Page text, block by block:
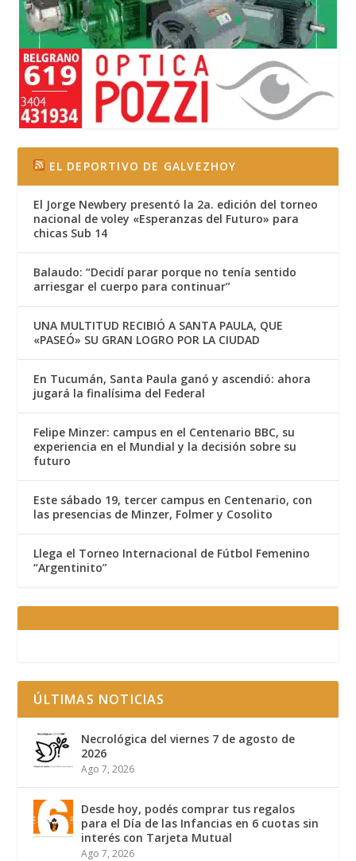
EL DEPORTIVO DE GALVEZHOY
El Jorge Newbery presentó la 2a. edición del torneo
nacional de voley «Esperanzas del Futuro» para
chicas Sub 14
Balaudo: “Decidí parar porque no tenía sentido
arriesgar el cuerpo para continuar”
UNA MULTITUD RECIBIÓ A SANTA PAULA, QUE
«PASEÓ» SU GRAN LOGRO POR LA CIUDAD
En Tucumán, Santa Paula ganó y ascendió: ahora
jugará la finalísima del Federal
Felipe Minzer: campus en el Centenario BBC, su
experiencia en el Mundial y la decisión sobre su
futuro
Este sábado 19, tercer campus en Centenario, con
las presencias de Minzer, Folmer y Cosolito
Llega el Torneo Internacional de Fútbol Femenino
“Argentinito”
ÚLTIMAS NOTICIAS
Necrológica del viernes 7 de agosto de
2026
Ago 7, 2026
Desde hoy, podés comprar tus regalos
para el Día de las Infancias en 6 cuotas sin
interés con Tarjeta Mutual
Ago 7, 2026